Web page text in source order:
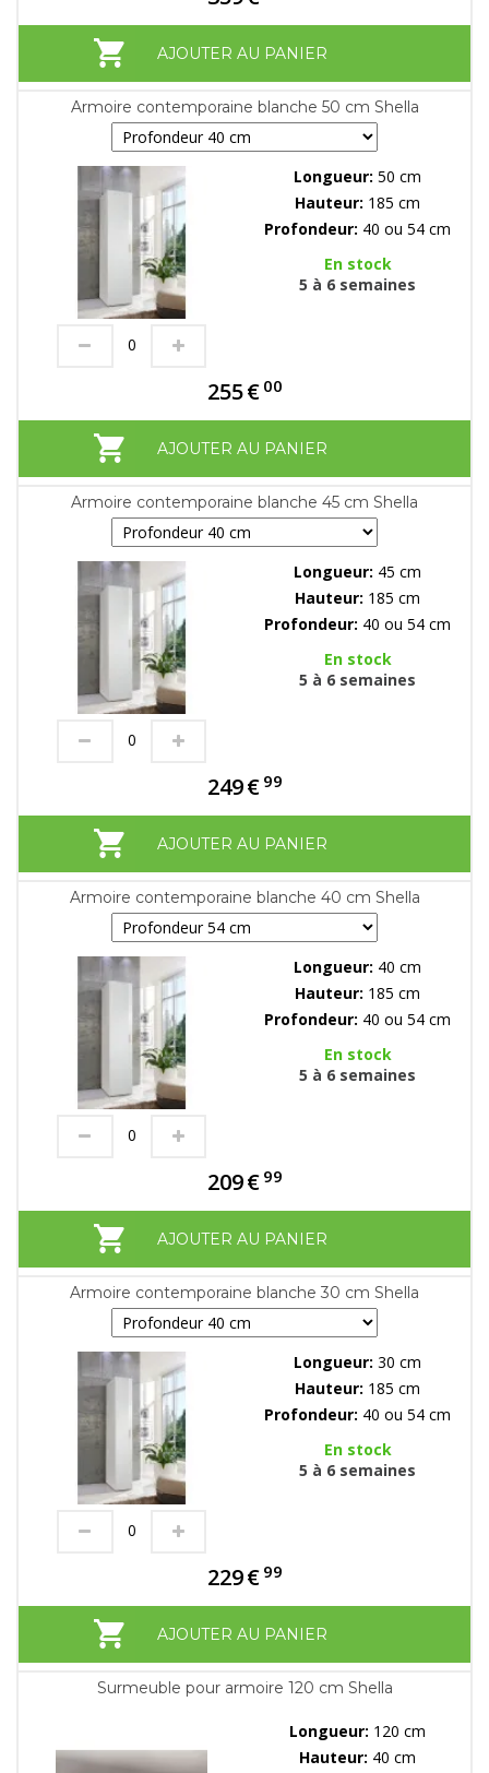
AJOUTER AU PANIER
Armoire contemporaine blanche 50 cm Shella
Longueur: 50 cm
Hauteur: 185 cm
Profondeur: 40 ou 54 cm
En stock
5 à 6 semaines
255€ 00
AJOUTER AU PANIER
Armoire contemporaine blanche 45 cm Shella
Longueur: 45 cm
Hauteur: 185 cm
Profondeur: 40 ou 54 cm
En stock
5 à 6 semaines
249€ 99
AJOUTER AU PANIER
Armoire contemporaine blanche 40 cm Shella
Longueur: 40 cm
Hauteur: 185 cm
Profondeur: 40 ou 54 cm
En stock
5 à 6 semaines
209€ 99
AJOUTER AU PANIER
Armoire contemporaine blanche 30 cm Shella
Longueur: 30 cm
Hauteur: 185 cm
Profondeur: 40 ou 54 cm
En stock
5 à 6 semaines
229€ 99
AJOUTER AU PANIER
Surmeuble pour armoire 120 cm Shella
Longueur: 120 cm
Hauteur: 40 cm